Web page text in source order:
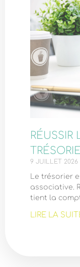
RÉUSSIR
9 JUILLET 2026
Le trésorier
associative.
tient la
LIRE LA